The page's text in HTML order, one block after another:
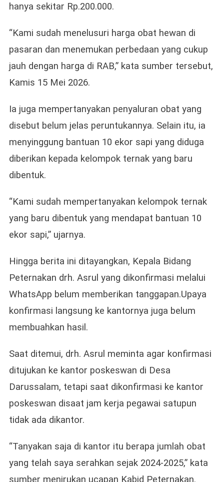
hanya sekitar Rp.200.000.
“Kami sudah menelusuri harga obat hewan di
pasaran dan menemukan perbedaan yang cukup
jauh dengan harga di RAB,” kata sumber tersebut,
Kamis 15 Mei 2026.
Ia juga mempertanyakan penyaluran obat yang
disebut belum jelas peruntukannya. Selain itu, ia
menyinggung bantuan 10 ekor sapi yang diduga
diberikan kepada kelompok ternak yang baru
dibentuk.
“Kami sudah mempertanyakan kelompok ternak
yang baru dibentuk yang mendapat bantuan 10
ekor sapi,” ujarnya.
Hingga berita ini ditayangkan, Kepala Bidang
Peternakan drh. Asrul yang dikonfirmasi melalui
WhatsApp belum memberikan tanggapan.Upaya
konfirmasi langsung ke kantornya juga belum
membuahkan hasil.
Saat ditemui, drh. Asrul meminta agar konfirmasi
ditujukan ke kantor poskeswan di Desa
Darussalam, tetapi saat dikonfirmasi ke kantor
poskeswan disaat jam kerja pegawai satupun
tidak ada dikantor.
“Tanyakan saja di kantor itu berapa jumlah obat
yang telah saya serahkan sejak 2024-2025,” kata
sumber menirukan ucapan Kabid Peternakan.